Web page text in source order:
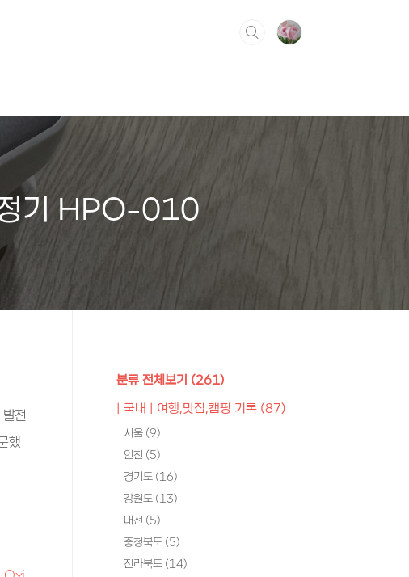
정기 HPO-010
전
했
분류 전체보기 (261)
| 국내 | 여행,맛집,캠핑 기록 (87)
서울 (9)
인천 (5)
경기도 (16)
강원도 (13)
대전 (5)
충청북도 (5)
전라북도 (14)